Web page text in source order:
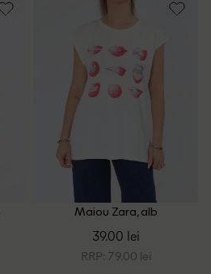
Maiou Zara, alb
39.00 lei
RRP: 79.00 lei